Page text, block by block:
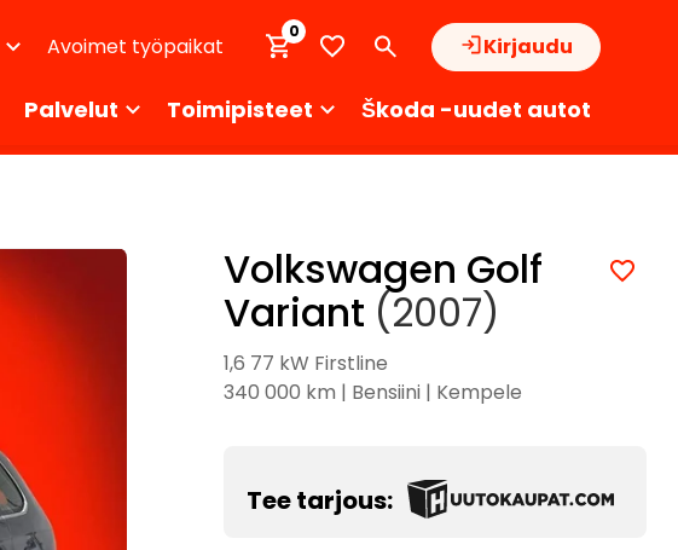
Avoimet työpaikat Kirjaudu
0
Palvelut Toimipisteet Škoda -uudet autot
Volkswagen Golf
Variant (2007)
1,6 77 kW Firstline
340 000 km | Bensiini | Kempele
Tee tarjous: